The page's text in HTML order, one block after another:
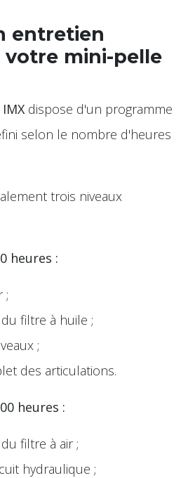
entretien
votre mini-pelle
dispose d'un programme
selon le nombre d'heures
trois niveaux
heures :
;
filtre à huile ;
;
des articulations.
heures :
filtre à air ;
hydraulique ;